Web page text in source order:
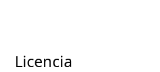
Licencia